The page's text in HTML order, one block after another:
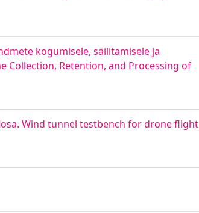
kogumisele, säilitamisele ja
Retention, and Processing of
Wind tunnel testbench for drone flight